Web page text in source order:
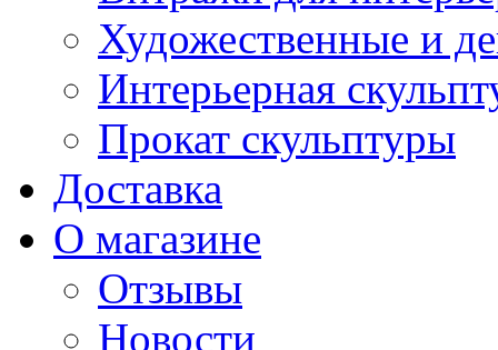
Художественные и
Интерьерная
Прокат скульптуры
Доставка
О магазине
Отзывы
Новости